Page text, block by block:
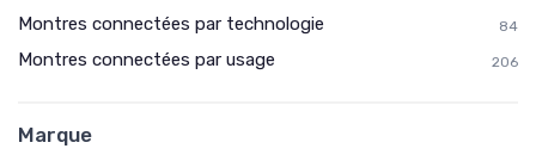
Montres connectées par technologie 84
Montres connectées par usage 206
Marque